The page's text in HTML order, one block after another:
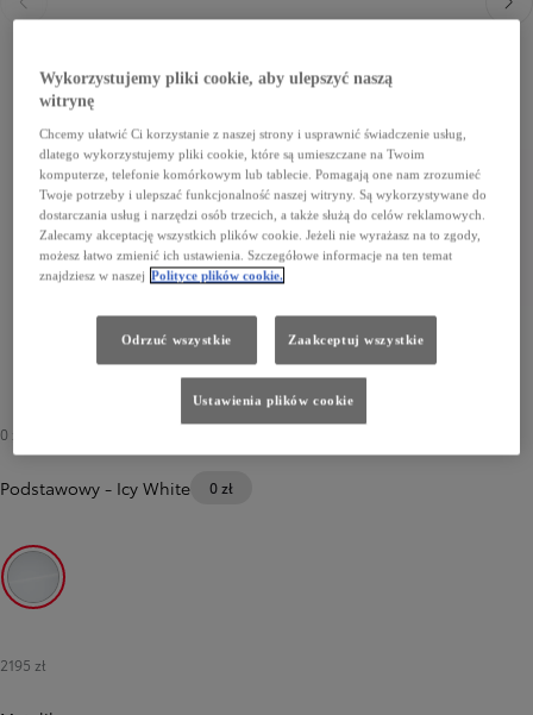
Poprzedni
0 zł
Podstawowy - Icy White 0 zł
Icy White
2195 zł
Wykorzystujemy pliki cookie, aby ulepszyć naszą
witrynę
Chcemy ułatwić Ci korzystanie z naszej strony i usprawnić świadczenie usług,
dlatego wykorzystujemy pliki cookie, które są umieszczane na Twoim
komputerze, telefonie komórkowym lub tablecie. Pomagają one nam zrozumieć
Twoje potrzeby i ulepszać funkcjonalność naszej witryny. Są wykorzystywane do
dostarczania usług i narzędzi osób trzecich, a także służą do celów reklamowych.
Zalecamy akceptację wszystkich plików cookie. Jeżeli nie wyrażasz na to zgody,
możesz łatwo zmienić ich ustawienia. Szczegółowe informacje na ten temat
znajdziesz w naszej Polityce plików cookie.
Odrzuć wszystkie Zaakceptuj wszystkie
Ustawienia plików cookie